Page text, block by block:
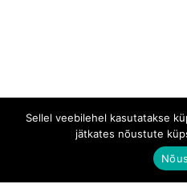
Sellel veebilehel kasutatakse
jätkates nõustute